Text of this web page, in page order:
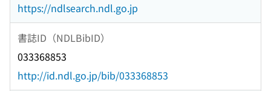
https://ndlsearch.ndl.go.jp
書誌ID（NDLBibID）
033368853
http://id.ndl.go.jp/bib/033368853